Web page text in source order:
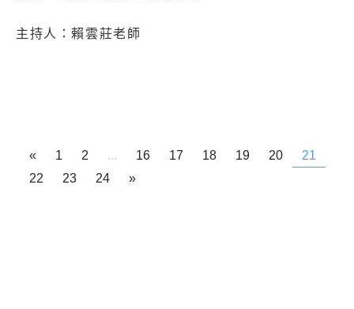
主持人：賴雲莊老師
« 1 2 ... 16 17 18 19 20
21
22
23 24 »